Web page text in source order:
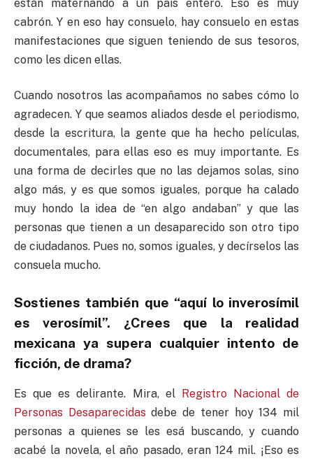
están maternando a un país entero. Eso es muy
cabrón. Y en eso hay consuelo, hay consuelo en estas
manifestaciones que siguen teniendo de sus tesoros,
como les dicen ellas.
Cuando nosotros las acompañamos no sabes cómo lo
agradecen. Y que seamos aliados desde el periodismo,
desde la escritura, la gente que ha hecho películas,
documentales, para ellas eso es muy importante. Es
una forma de decirles que no las dejamos solas, sino
algo más, y es que somos iguales, porque ha calado
muy hondo la idea de “en algo andaban” y que las
personas que tienen a un desaparecido son otro tipo
de ciudadanos. Pues no, somos iguales, y decírselos las
consuela mucho.
Sostienes también que “aquí lo inverosímil
es verosímil”. ¿Crees que la realidad
mexicana ya supera cualquier intento de
ficción, de drama?
Es que es delirante. Mira, el Registro Nacional de
Personas Desaparecidas debe de tener hoy 134 mil
personas a quienes se les esá buscando, y cuando
acabé la novela, el año pasado, eran 124 mil. ¡Eso es